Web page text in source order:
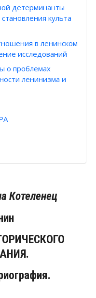
детерминанты
культа
в ленинском
исследований
о проблемах
ленинизма и
Котеленец